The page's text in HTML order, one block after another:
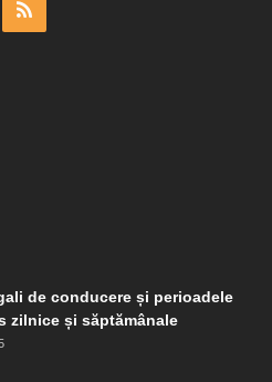
de conducere și perioadele
zilnice și săptămânale